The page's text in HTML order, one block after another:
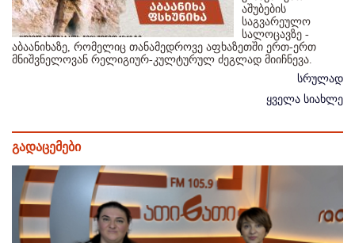
აშუბების
საგვარეულო
სალოცავზე -
აბაანიხაზე, რომელიც თანამედროვე აფხაზეთში ერთ-ერთ
მნიშვნელოვან რელიგიურ-კულტურულ ძეგლად მიიჩნევა.
სრულად
ყველა სიახლე
გადაცემები